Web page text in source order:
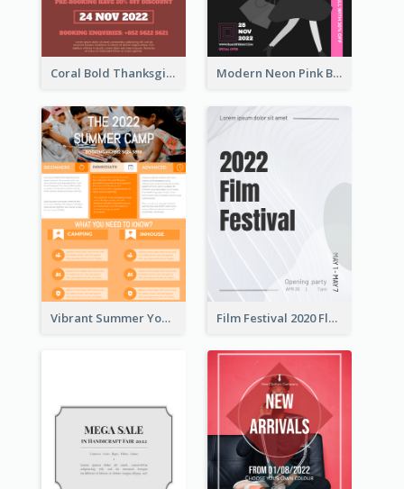
Coral Bold Thanksgiving Dinner Promotion Flyer Modern Neon Pink Black Friday Shopping Sale Day Flyer
Vibrant Summer Youth Flyer Design Templates Film Festival 2020 Flyer